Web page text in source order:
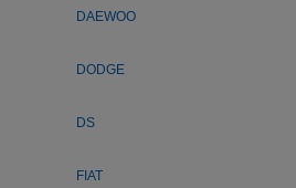
DAEWOO
DODGE
DS
FIAT